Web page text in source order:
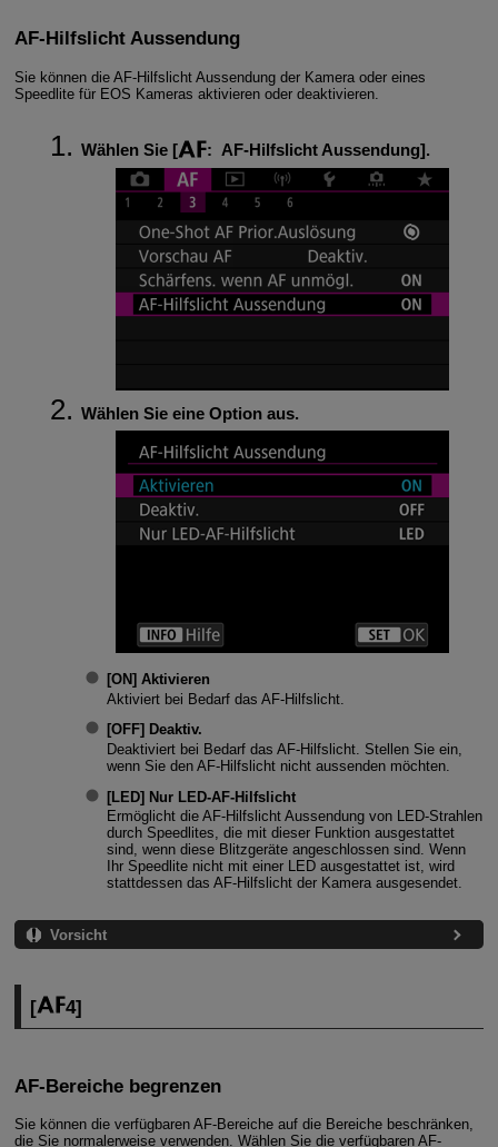
AF-Hilfslicht Aussendung
Sie können die AF-Hilfslicht Aussendung der Kamera oder eines
Speedlite für EOS Kameras aktivieren oder deaktivieren.
Wählen Sie [ : AF-Hilfslicht Aussendung].
Wählen Sie eine Option aus.
[ON] Aktivieren
Aktiviert bei Bedarf das AF-Hilfslicht.
[OFF] Deaktiv.
Deaktiviert bei Bedarf das AF-Hilfslicht. Stellen Sie ein,
wenn Sie den AF-Hilfslicht nicht aussenden möchten.
[LED] Nur LED-AF-Hilfslicht
Ermöglicht die AF-Hilfslicht Aussendung von LED-Strahlen
durch Speedlites, die mit dieser Funktion ausgestattet
sind, wenn diese Blitzgeräte angeschlossen sind. Wenn
Ihr Speedlite nicht mit einer LED ausgestattet ist, wird
stattdessen das AF-Hilfslicht der Kamera ausgesendet.
Vorsicht
[ 4]
AF-Bereiche begrenzen
Sie können die verfügbaren AF-Bereiche auf die Bereiche beschränken,
die Sie normalerweise verwenden. Wählen Sie die verfügbaren AF-